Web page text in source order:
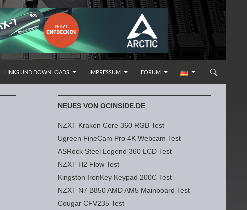
LINKS UND DOWNLOADS IMPRESSUM FORUM
NEUES VON OCINSIDE.DE
NZXT Kraken Core 360 RGB Test
Ugreen FineCam Pro 4K Webcam Test
ASRock Steel Legend 360 LCD Test
NZXT H2 Flow Test
Kingston IronKey Keypad 200C Test
NZXT N7 B850 AMD AM5 Mainboard Test
Cougar CFV235 Test